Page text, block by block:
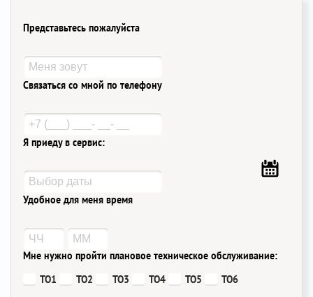
Представьтесь пожалуйста
Связаться со мной по телефону
Я приеду в сервис:
Удобное для меня время
Мне нужно пройти плановое техническое обслуживание:
ТО1
ТО2 ТО3 ТО4 ТО5 ТО6